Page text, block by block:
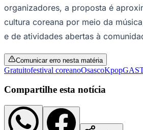
organizadores, a proposta é
cultura coreana por meio da
e de atividades abertas à
Comunicar erro nesta matéria
Gratuitofestival coreanoOsascoKpop
Compartilhe esta notícia